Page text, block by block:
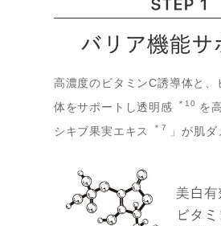
高濃度のビタミンC誘導体と、
体をサポートし透明感
＊10
を
シキブ果実エキス
＊7 」が肌ダ